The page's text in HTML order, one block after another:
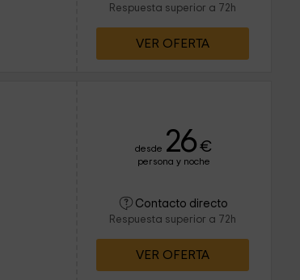
Respuesta superior a 72h
VER OFERTA
desde 26 €
persona y noche
Contacto directo
Respuesta superior a 72h
VER OFERTA